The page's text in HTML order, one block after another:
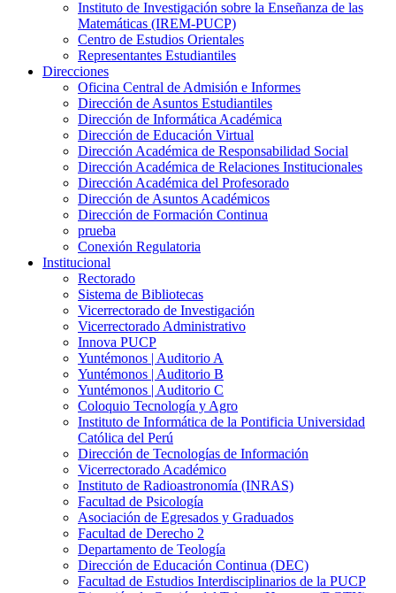
Instituto de Investigación sobre la Enseñanza de las
Matemáticas (IREM-PUCP)
Centro de Estudios Orientales
Representantes Estudiantiles
Direcciones
Oficina Central de Admisión e Informes
Dirección de Asuntos Estudiantiles
Dirección de Informática Académica
Dirección de Educación Virtual
Dirección Académica de Responsabilidad Social
Dirección Académica de Relaciones Institucionales
Dirección Académica del Profesorado
Dirección de Asuntos Académicos
Dirección de Formación Continua
prueba
Conexión Regulatoria
Institucional
Rectorado
Sistema de Bibliotecas
Vicerrectorado de Investigación
Vicerrectorado Administrativo
Innova PUCP
Yuntémonos | Auditorio A
Yuntémonos | Auditorio B
Yuntémonos | Auditorio C
Coloquio Tecnología y Agro
Instituto de Informática de la Pontificia Universidad
Católica del Perú
Dirección de Tecnologías de Información
Vicerrectorado Académico
Instituto de Radioastronomía (INRAS)
Facultad de Psicología
Asociación de Egresados y Graduados
Facultad de Derecho 2
Departamento de Teología
Dirección de Educación Continua (DEC)
Facultad de Estudios Interdisciplinarios de la PUCP